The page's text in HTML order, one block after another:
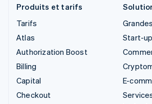
Produits et tarifs
Tarifs
Atlas
Authorization Boost
Billing
Capital
Checkout
Start-up
E-